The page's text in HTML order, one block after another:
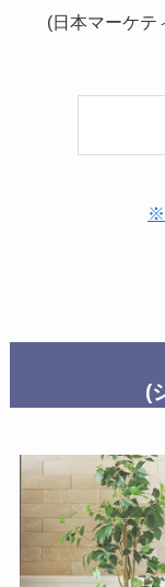
(日本マーケテ
※
(